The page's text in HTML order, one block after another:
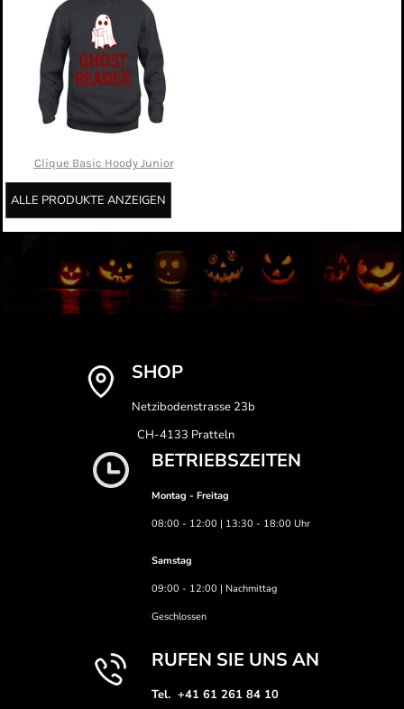
Clique Basic Hoody Junior
ALLE PRODUKTE ANZEIGEN
SHOP
Netzibodenstrasse 23b
CH-4133 Pratteln
BETRIEBSZEITEN
Montag - Freitag
08:00 - 12:00 | 13:30 - 18:00 Uhr
Samstag
09:00 - 12:00 | Nachmittag
Geschlossen
RUFEN SIE UNS AN
Tel. +41 61 261 84 10